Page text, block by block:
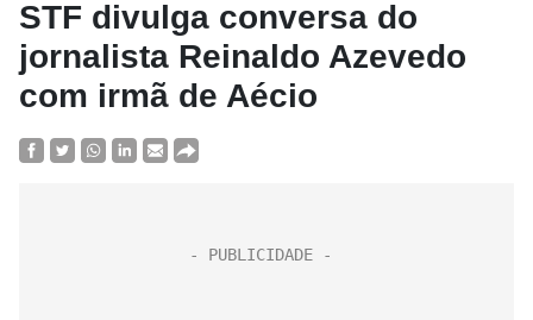
STF divulga conversa do
jornalista Reinaldo Azevedo
com irmã de Aécio